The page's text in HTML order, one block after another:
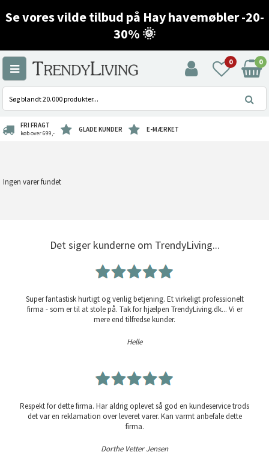
Se vores vilde tilbud på Hay havemøbler -20-
30% 🌞
0 0
FRI FRAGT
køb over 699,- GLADE KUNDER E-MÆRKET
Ingen varer fundet
Det siger kunderne om TrendyLiving...
Super fantastisk hurtigt og venlig betjening. Et virkeligt professionelt
firma - som er til at stole på. Tak for hjælpen TrendyLiving.dk... Vi er
mere end tilfredse kunder.
Helle
Respekt for dette firma. Har aldrig oplevet så god en kundeservice trods
det var en reklamation over leveret varer. Kan varmt anbefale dette
firma.
Dorthe Vetter Jensen